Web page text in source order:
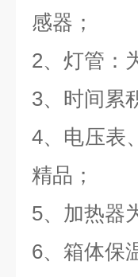
感器；
2、灯管：
3、时间累
4、电压表
精品；
5、加热器
6、箱体保